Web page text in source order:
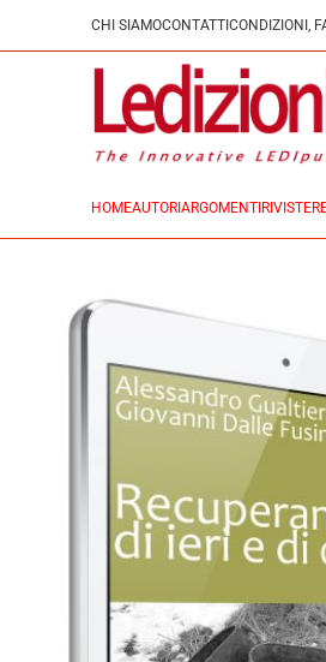
CHI SIAMOCONTATTI CONDIZIONI,
HOMEAUTORI ARGOMENTI RIVISTE